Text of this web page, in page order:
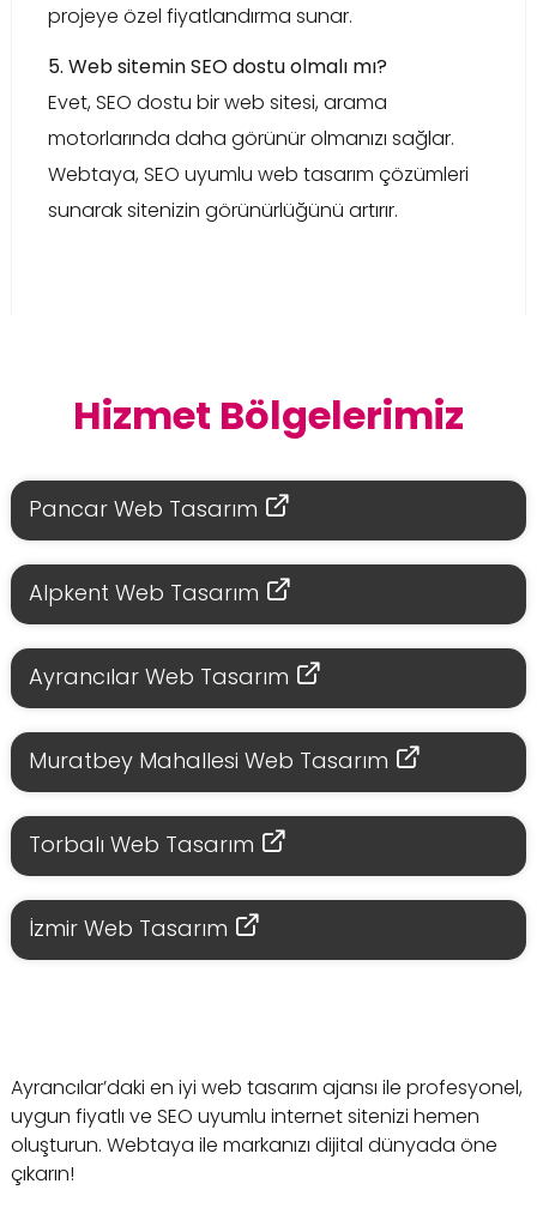
projeye özel fiyatlandırma sunar.
5. Web sitemin SEO dostu olmalı mı?
Evet, SEO dostu bir web sitesi, arama
motorlarında daha görünür olmanızı sağlar.
Webtaya, SEO uyumlu web tasarım çözümleri
sunarak sitenizin görünürlüğünü artırır.
Hizmet Bölgelerimiz
Pancar Web Tasarım
Alpkent Web Tasarım
Ayrancılar Web Tasarım
Muratbey Mahallesi Web Tasarım
Torbalı Web Tasarım
İzmir Web Tasarım
Ayrancılar’daki en iyi web tasarım ajansı ile profesyonel,
uygun fiyatlı ve SEO uyumlu internet sitenizi hemen
oluşturun. Webtaya ile markanızı dijital dünyada öne
çıkarın!